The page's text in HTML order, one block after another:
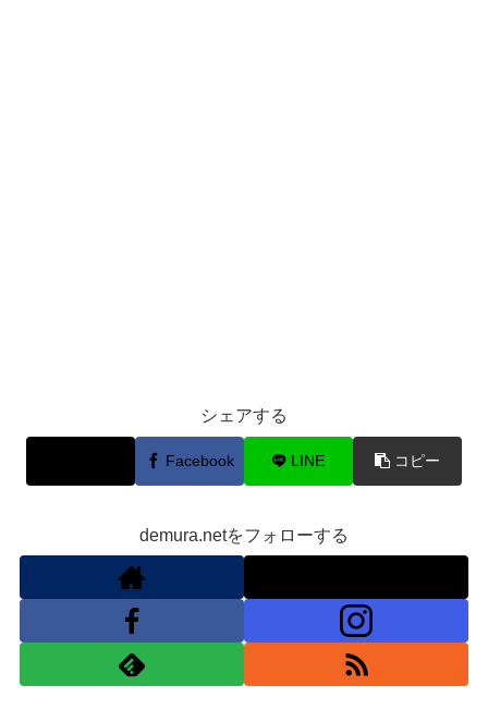
シェアする
Facebook LINE コピー
demura.netをフォローする